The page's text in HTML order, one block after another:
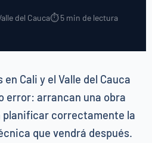
del Cauca⏱ 5 min de lectura
Cali y el Valle del Cauca
error: arrancan una obra
correctamente la
que vendrá después.